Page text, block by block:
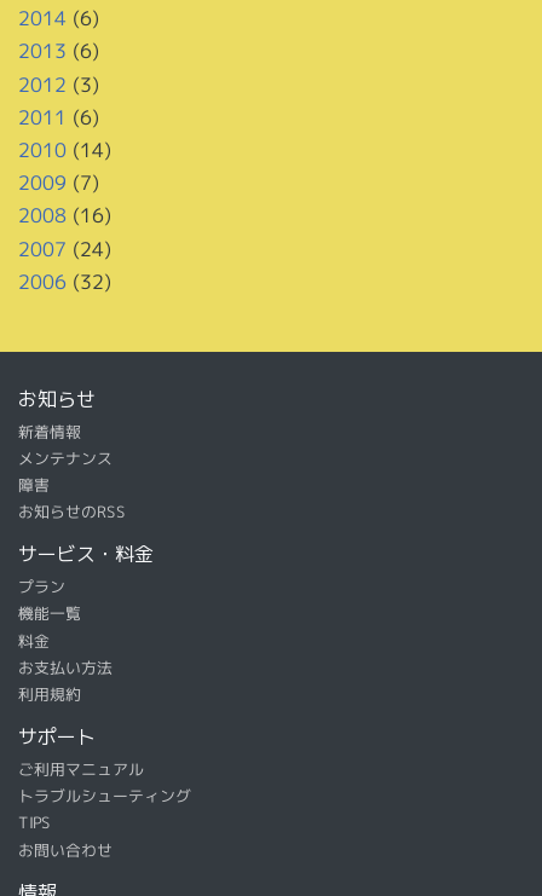
2014 (6)
2013 (6)
2012 (3)
2011 (6)
2010(14)
2009 (7)
2008 (16)
2007 (24)
2006 (32)
お知らせ
新着情報
メンテナンス
障害
お知らせのRSS
サービス・料金
プラン
機能一覧
料金
お支払い方法
利用規約
サポート
ご利用マニュアル
トラブルシューティング
TIPS
お問い合わせ